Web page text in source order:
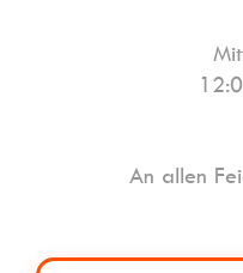
An allen